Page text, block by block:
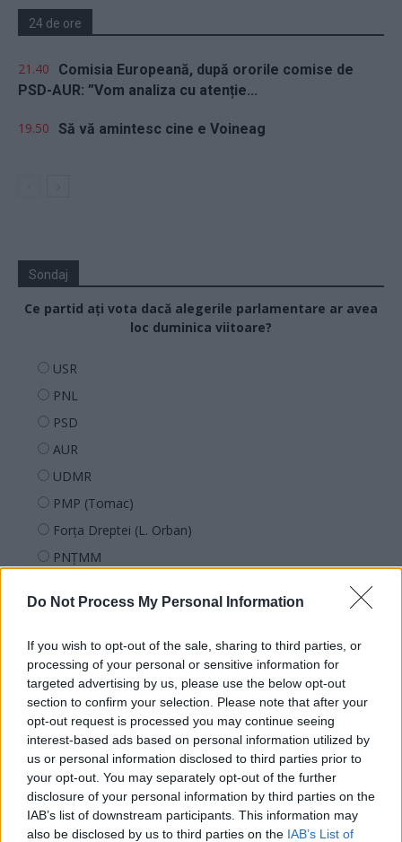
Do Not Process My Personal Information
If you wish to opt-out of the sale, sharing to third parties, or
processing of your personal or sensitive information for
targeted advertising by us, please use the below opt-out
section to confirm your selection. Please note that after your
opt-out request is processed you may continue seeing
interest-based ads based on personal information utilized by
us or personal information disclosed to third parties prior to
your opt-out. You may separately opt-out of the further
disclosure of your personal information by third parties on the
IAB’s list of downstream participants. This information may
also be disclosed by us to third parties on the IAB’s List of
24 de ore
21.40
Comisia Europeană, după ororile comise de
PSD-AUR: ”Vom analiza cu atenție...
19.50 Să vă amintesc cine e Voineag
Sondaj
Ce partid ați vota dacă alegerile parlamentare ar avea
loc duminica viitoare?
USR
PNL
PSD
AUR
UDMR
PMP (Tomac)
Forța Dreptei (L. Orban)
PNȚMM
SENS
SOS (Șoșoacă)
POT (Gavrilă)
PACE (Peia)
Acțiunea Conservatoare (Târziu)
PDF (Lazarus)
PUSL (D. Voiculescu)
PNȚCD (Pavelescu)
PNCR (Terheș)